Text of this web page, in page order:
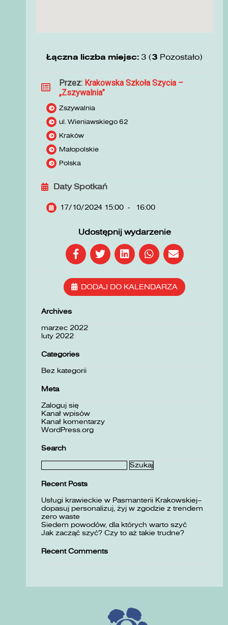
Łączna liczba miejsc: 3 (3 Pozostało)
Przez: Krakowska Szkoła Szycia –
„Zszywalnia”
Zszywalnia
ul. Wieniawskiego 62
Kraków
Małopolskie
Polska
Daty Spotkań
17/10/2024 15:00 - 16:00
Udostępnij wydarzenie
DODAJ DO KALENDARZA
Archives
marzec 2022
luty 2022
Categories
Bez kategorii
Meta
Zaloguj się
Kanał wpisów
Kanał komentarzy
WordPress.org
Search
Szukaj:
Recent Posts
Usługi krawieckie w Pasmanterii Krakowskiej–
dopasuj personalizuj, żyj w zgodzie z trendem
zero waste
Siedem powodów, dla których warto szyć
Jak zacząć szyć? Czy to aż takie trudne?
Recent Comments